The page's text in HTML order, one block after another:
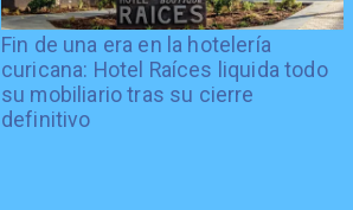
Fin de una era en la hotelería
curicana: Hotel Raíces liquida todo
su mobiliario tras su cierre
definitivo